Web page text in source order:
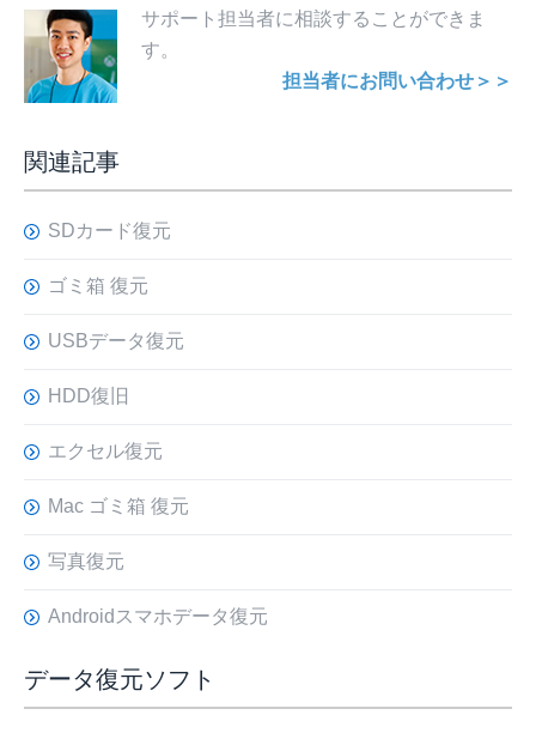
サポート担当者に相談することができま
す。
担当者にお問い合わせ＞＞
関連記事
SDカード復元
ゴミ箱 復元
USBデータ復元
HDD復旧
エクセル復元
Mac ゴミ箱 復元
写真復元
Androidスマホデータ復元
データ復元ソフト